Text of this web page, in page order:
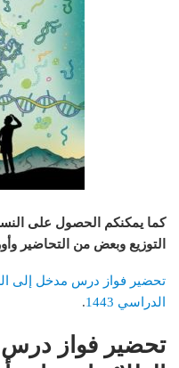
كما يمكنكم الحصول على
التوزيع وبعض من التحاضير
تحضير فواز درس مدخل إلى
الدراسي 1443
.
تحضير فواز